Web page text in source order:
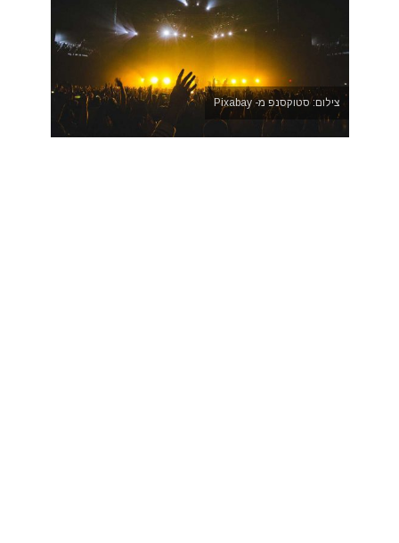
צילום: סטוקסנפ מ- Pixabay